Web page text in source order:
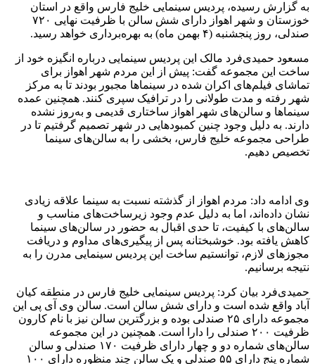
به گزارش رسیده، پردیس سینمایی خلیج فارس واقع در استان
خوزستان و شهر اهواز دارای شش سالن با ظرفیت نهایی ۷۲۰
صندلی، روز پنجشنبه (۴ بهمن‌ ماه) به بهره‌برداری خواهد رسید.
مسعود حمیدی‌فرد مالک این پردیس سینمایی درباره انگیزه خود از
ساخت این مجموعه گفت: پیش از این مردم شهر اهواز برای
تماشای فیلم‌های اکران شده در سینماها مجبور بودند تا به مرکز
شهر رفته و مدت طولانی را در ترافیک سپری کنند. همچنین عمده
سینماها و سالن‌های شهر اهواز ساختاری قدیمی و به‌روز‌ نشده
دارند. به دلیل وجود چنین کمبودهایی در شهر تصمیم گرفتیم تا در
طراحی مجموعه خلیج فارس، بخشی را به سالن‌های سینما
تخصیص دهیم.
وی ادامه داد: مردم اهواز از گذشته نسبت به سینما علاقه زیادی
نشان داده‌اند، اما به دلیل عدم وجود زیرساخت‌های مناسب و
سالن‌های با کیفیت، تا حدی اقبال به حضور در سالن‌های سینما
کاهش یافته بود. خوشبختانه پس از پیگیری‌های مداوم و دریافت
مجوزهای لازم، توانستیم ساخت این پردیس سینمایی مدرن را به
نتیجه برسانیم.
حمیدی‌فرد بیان کرد: پردیس سینمایی خلیج فارس در منطقه کیان
آباد واقع شده است و دارای شش سالن است. سالن وی آی پی این
مجموعه دارای ۲۵ صندلی بوده و بزرگترین سالن نیز با نام کارون
ظرفیت ۲۰۰ صندلی را دارا است. همچنین در این مجموعه
سالن‌های شماره دو و چهار دارای ظرفیت ۱۷۰ صندلی و سالن
شماره پنج دارای ۵۵ صندلی و یک سالن چند منظوره دارای ۱۰۰